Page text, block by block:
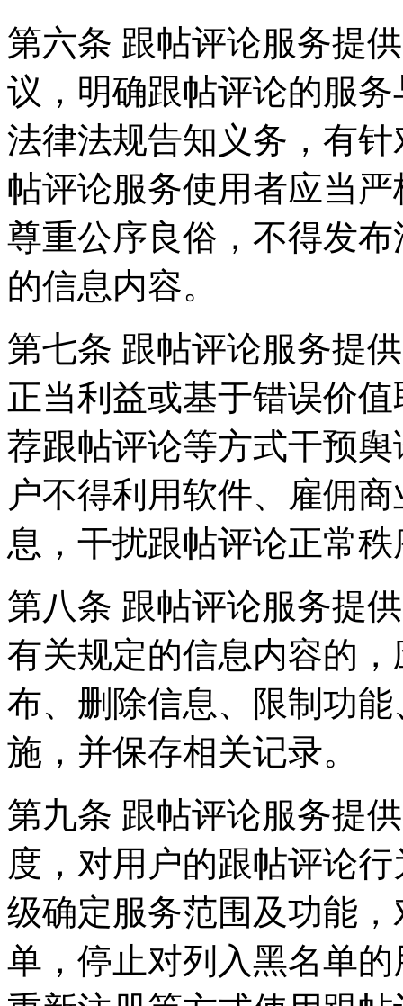
第六条 跟帖评论服务提
议，明确跟帖评论的服
法律法规告知义务，有
帖评论服务使用者应当
尊重公序良俗，不得发
的信息内容。
第七条 跟帖评论服务提
正当利益或基于错误价
荐跟帖评论等方式干预
户不得利用软件、雇佣
息，干扰跟帖评论正常
第八条 跟帖评论服务提
有关规定的信息内容的
布、删除信息、限制功
施，并保存相关记录。
第九条 跟帖评论服务提
度，对用户的跟帖评论
级确定服务范围及功能
单，停止对列入黑名单